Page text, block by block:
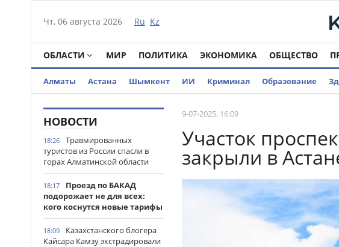
Чт, 06 августа 2026 Ru Kz
ОБЛАСТИ МИР ПОЛИТИКА ЭКОНОМИКА ОБЩЕСТВО
Алматы Астана Шымкент ИИ Криминал Образование
НОВОСТИ
18:26
Травмированных
туристов из России спасли в
горах Алматинской области
18:17
Проезд по БАКАД
подорожает не для всех:
кого коснутся новые тарифы
18:09
Казахстанского блогера
Кайсара Камзу экстрадировали
9-07-2025, 16:09
Участок
закрыли в